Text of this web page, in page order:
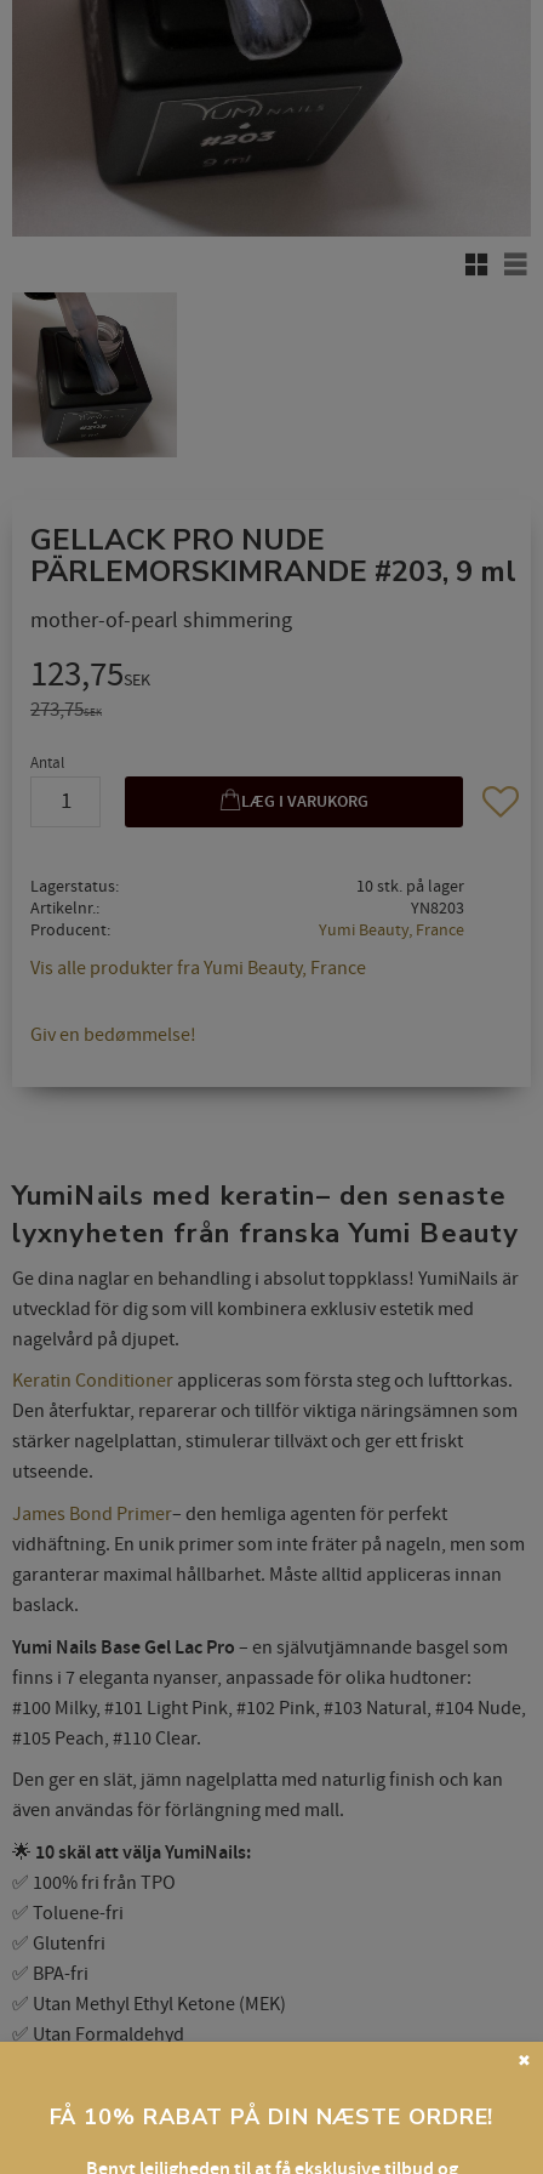
Rutenett
GELLACK PRO NUDE
PÄRLEMORSKIMRANDE #203, 9 ml
mother-of-pearl shimmering
Nedsat pris:
123,75SEK
Original pris:
273,75SEK
Antal
Gem
Lagerstatus
10 stk. på lager
Artikelnr.
YN8203
Producent
Yumi Beauty, France
Vis alle produkter fra Yumi Beauty, France
Giv en bedømmelse!
YumiNails med keratin– den senaste
lyxnyheten från franska Yumi Beauty
Ge dina naglar en behandling i absolut toppklass! YumiNails är
utvecklad för dig som vill kombinera exklusiv estetik med
nagelvård på djupet.
Keratin Conditioner appliceras som första steg och lufttorkas.
Den återfuktar, reparerar och tillför viktiga näringsämnen som
stärker nagelplattan, stimulerar tillväxt och ger ett friskt
utseende.
James Bond Primer– den hemliga agenten för perfekt
vidhäftning. En unik primer som inte fräter på nageln, men som
garanterar maximal hållbarhet. Måste alltid appliceras innan
baslack.
Yumi Nails Base Gel Lac Pro – en självutjämnande basgel som
finns i 7 eleganta nyanser, anpassade för olika hudtoner:
#100 Milky, #101 Light Pink, #102 Pink, #103 Natural, #104 Nude,
#105 Peach, #110 Clear.
Den ger en slät, jämn nagelplatta med naturlig finish och kan
även användas för förlängning med mall.
🌟 10 skäl att välja YumiNails:
✅ 100% fri från TPO
✅ Toluene-fri
✅ Glutenfri
✅ BPA-fri
✅ Utan Methyl Ethyl Ketone (MEK)
✅ Utan Formaldehyd
✅ Utan nano-material
FÅ 10% RABAT PÅ DIN NÆSTE ORDRE!
✖